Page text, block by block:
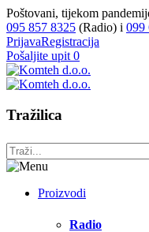
Poštovani, tijekom
095 857 8325 (Radio) i 099
PrijavaRegistracija
Pošaljite upit 0
Tražilica
Proizvodi
Radio